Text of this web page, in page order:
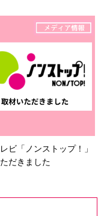
ビ「ノンストップ！」
だきました